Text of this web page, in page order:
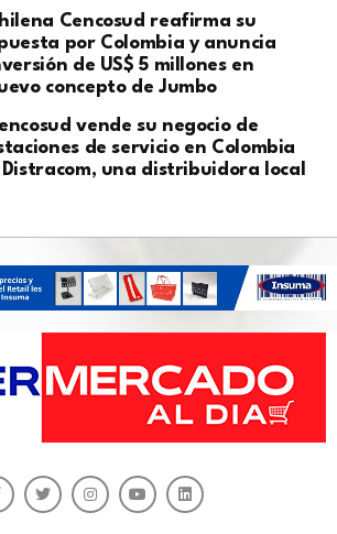
Cencosud reafirma su
por Colombia y anuncia
de US$ 5 millones en
concepto de Jumbo
vende su negocio de
de servicio en Colombia
Distracom, una distribuidora local